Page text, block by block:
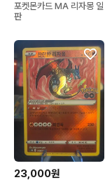
포켓몬카드 MA 리자몽 일
판
23,000원